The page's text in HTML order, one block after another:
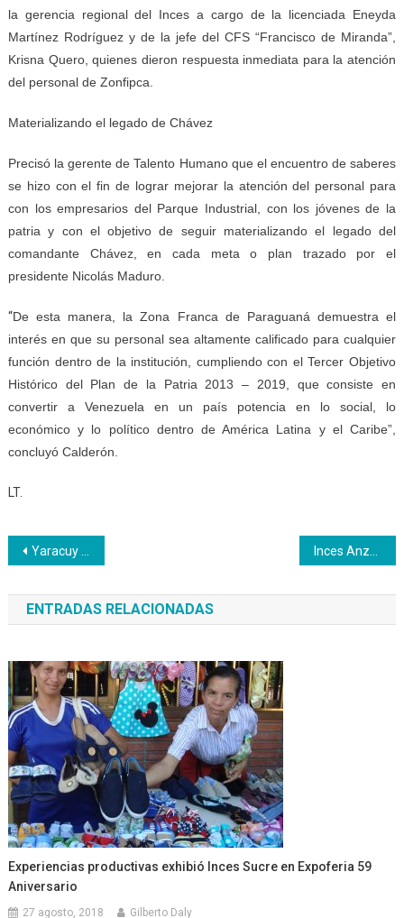
la gerencia regional del Inces a cargo de la licenciada Eneyda
Martínez Rodríguez y de la jefe del CFS “Francisco de Miranda”,
Krisna Quero, quienes dieron respuesta inmediata para la atención
del personal de Zonfipca.
Materializando el legado de Chávez
Precisó la gerente de Talento Humano que el encuentro de saberes
se hizo con el fin de lograr mejorar la atención del personal para
con los empresarios del Parque Industrial, con los jóvenes de la
patria y con el objetivo de seguir materializando el legado del
comandante Chávez, en cada meta o plan trazado por el
presidente Nicolás Maduro.
“De esta manera, la Zona Franca de Paraguaná demuestra el
interés en que su personal sea altamente calificado para cualquier
función dentro de la institución, cumpliendo con el Tercer Objetivo
Histórico del Plan de la Patria 2013 – 2019, que consiste en
convertir a Venezuela en un país potencia en lo social, lo
económico y lo político dentro de América Latina y el Caribe”,
concluyó Calderón.
LT.
Navegación
de
entradas
Yaracuy continua jornada formativa de brigadas escolares de mantenimiento escolar
ENTRADAS RELACIONADAS
Experiencias productivas exhibió Inces Sucre en Expoferia 59
Aniversario
27 agosto, 2018 Gilberto Daly